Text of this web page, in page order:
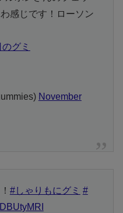
感じです！ローソン
グミ
November
#しゃりもにグミ #